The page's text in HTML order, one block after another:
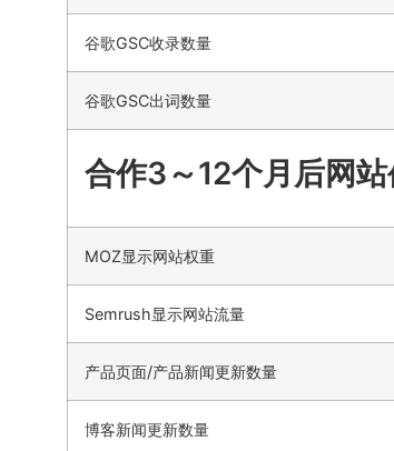
谷歌GSC收录数量
谷歌GSC出词数量
合作3～12个月后网站
MOZ显示网站权重
Semrush显示网站流量
产品页面/产品新闻更新数量
博客新闻更新数量